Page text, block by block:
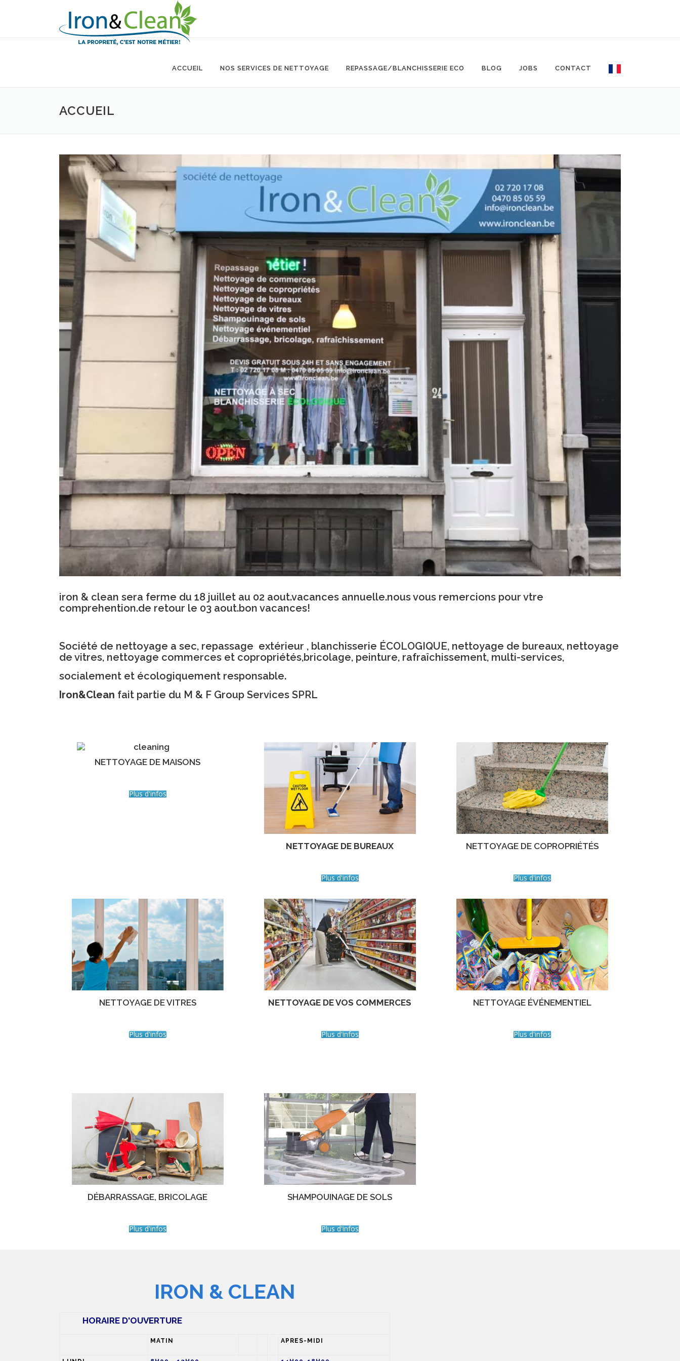
ACCUEIL NOS SERVICES DE NETTOYAGE REPASSAGE/BLANCHISSERIE ECO BLOG JOBS CONTACT
ACCUEIL
iron & clean sera ferme du 18 juillet au 02 aout.vacances annuelle.nous vous remercions pour vtre
comprehention.de retour le 03 aout.bon vacances!
Société de nettoyage a sec, repassage extérieur , blanchisserie ÉCOLOGIQUE, nettoyage de bureaux, nettoyage
de vitres, nettoyage commerces et copropriétés,bricolage, peinture, rafraîchissement, multi-services,
socialement et écologiquement responsable.
Iron&Clean fait partie du M & F Group Services SPRL
NETTOYAGE DE MAISONS
Plus d'infos
NETTOYAGE DE BUREAUX
Plus d'infos
NETTOYAGE DE COPROPRIÉTÉS
Plus d'infos
NETTOYAGE DE VITRES
Plus d'infos
NETTOYAGE DE VOS COMMERCES
Plus d'infos
NETTOYAGE ÉVÉNEMENTIEL
Plus d'infos
DÉBARRASSAGE, BRICOLAGE
Plus d'infos
SHAMPOUINAGE DE SOLS
Plus d'infos
IRON & CLEAN
HORAIRE D'OUVERTURE
MATIN APRES-MIDI